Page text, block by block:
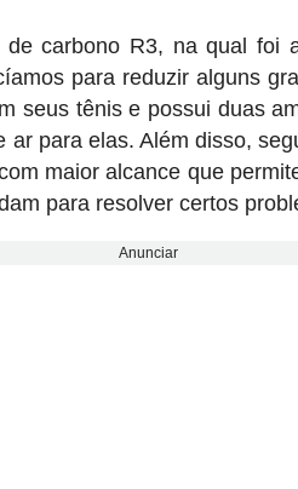
carbono R3, na qual foi
para reduzir alguns
seus tênis e possui duas
para elas. Além disso,
maior alcance que
para resolver certos
Anunciar